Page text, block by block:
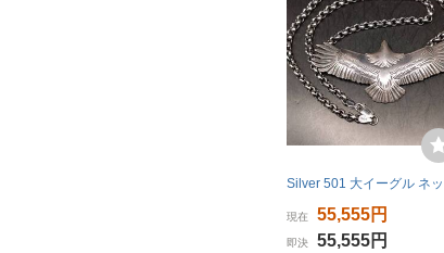
現在 55,555円
即決 55,555円